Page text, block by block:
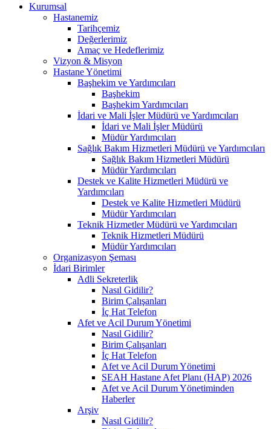
Kurumsal
Hastanemiz
Tarihçemiz
Değerlerimiz
Amaç ve Hedeflerimiz
Vizyon & Misyon
Hastane Yönetimi
Başhekim ve Yardımcıları
Başhekim
Başhekim Yardımcıları
İdari ve Mali İşler Müdürü ve Yardımcıları
İdari ve Mali İşler Müdürü
Müdür Yardımcıları
Sağlık Bakım Hizmetleri Müdürü ve Yardımcıları
Sağlık Bakım Hizmetleri Müdürü
Müdür Yardımcıları
Destek ve Kalite Hizmetleri Müdürü ve
Yardımcıları
Destek ve Kalite Hizmetleri Müdürü
Müdür Yardımcıları
Teknik Hizmetler Müdürü ve Yardımcıları
Teknik Hizmetleri Müdürü
Müdür Yardımcıları
Organizasyon Şeması
İdari Birimler
Adli Sekreterlik
Nasıl Gidilir?
Birim Çalışanları
İç Hat Telefon
Afet ve Acil Durum Yönetimi
Nasıl Gidilir?
Birim Çalışanları
İç Hat Telefon
Afet ve Acil Durum Yönetimi
SEAH Hastane Afet Planı (HAP) 2026
Afet ve Acil Durum Yönetiminden
Haberler
Arşiv
Nasıl Gidilir?